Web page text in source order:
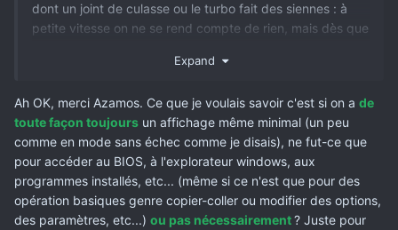
dont un joint de culasse ou le turbo fait des siennes : à
petite vitesse on ne se rend compte de rien, mais dès que
Expand
Ah OK, merci Azamos. Ce que je voulais savoir c'est si on a de
toute façon toujours un affichage même minimal (un peu
comme en mode sans échec comme je disais), ne fut-ce que
pour accéder au BIOS, à l'explorateur windows, aux
programmes installés, etc... (même si ce n'est que pour des
opération basiques genre copier-coller ou modifier des options,
des paramètres, etc...) ou pas nécessairement? Juste pour